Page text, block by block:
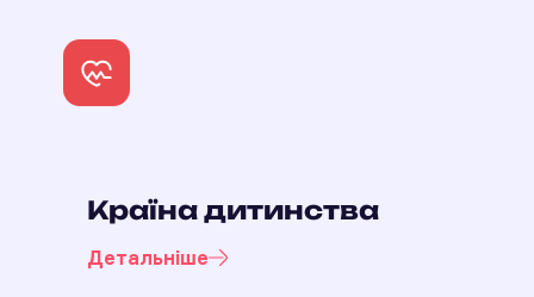
Країна дитинства
Детальніше